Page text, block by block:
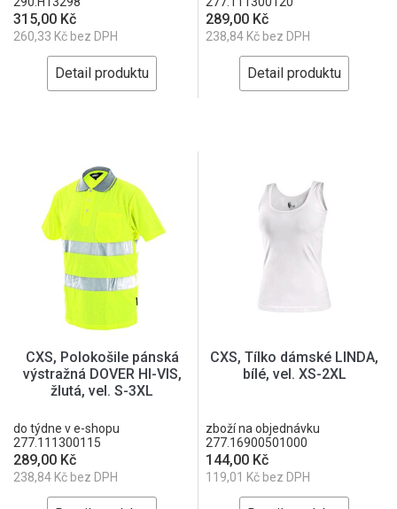
315,00 Kč
260,33 Kč bez DPH
Detail produktu
289,00 Kč
238,84 Kč bez DPH
Detail produktu
CXS, Polokošile pánská
výstražná DOVER HI-VIS,
žlutá, vel. S-3XL
do týdne v e-shopu
277.111300115
289,00 Kč
238,84 Kč bez DPH
CXS, Tílko dámské LINDA,
bílé, vel. XS-2XL
zboží na objednávku
277.16900501000
144,00 Kč
119,01 Kč bez DPH